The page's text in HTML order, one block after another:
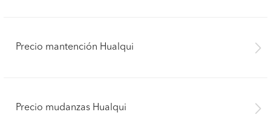
Precio mantención Hualqui
Precio mudanzas HualquiPide presupuestos